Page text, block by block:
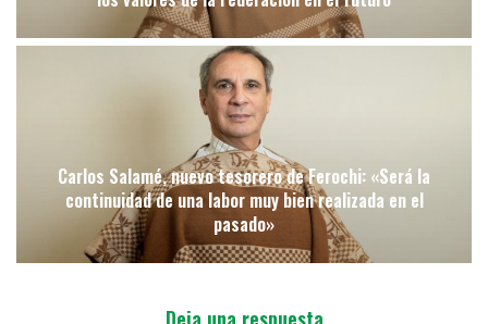
Carlos Salamé, nuevo tesorero de Ferochi: «Será la
continuidad de una labor muy bien realizada en el
pasado»